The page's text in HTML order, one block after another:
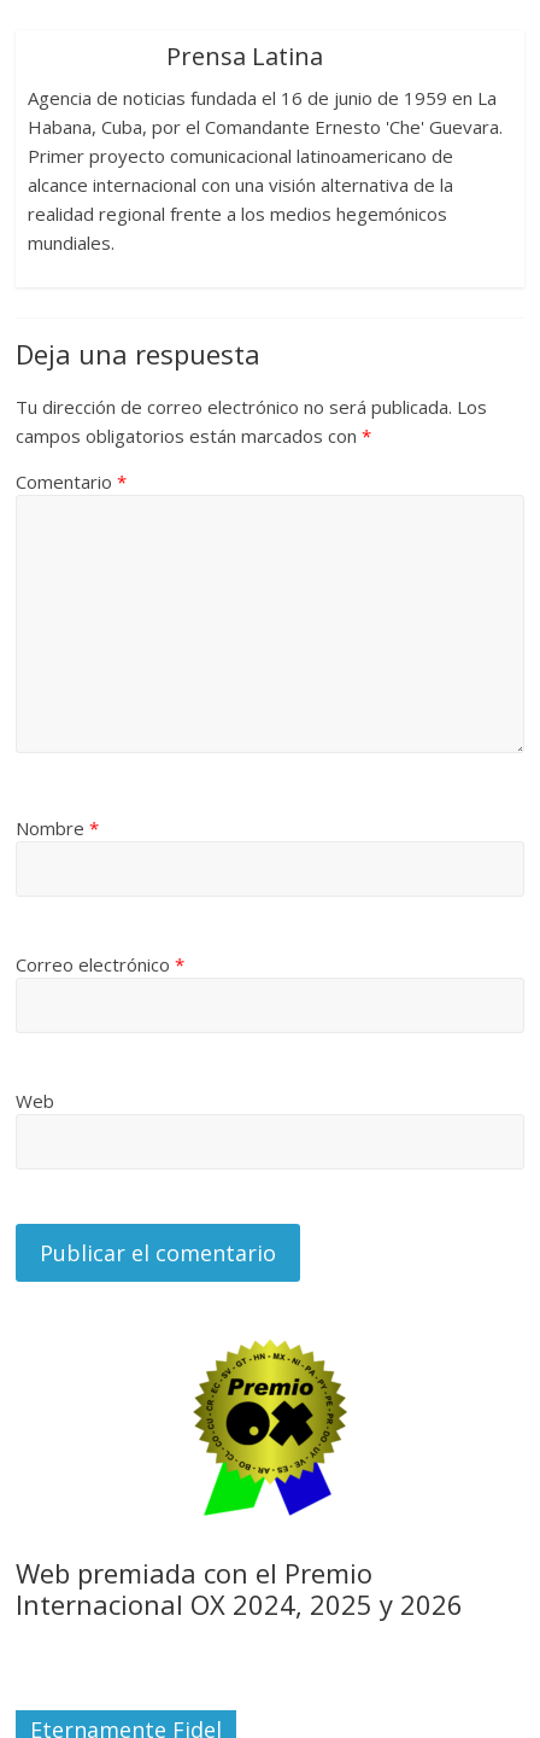
Prensa Latina
Agencia de noticias fundada el 16 de junio de 1959 en La
Habana, Cuba, por el Comandante Ernesto 'Che' Guevara.
Primer proyecto comunicacional latinoamericano de
alcance internacional con una visión alternativa de la
realidad regional frente a los medios hegemónicos
mundiales.
Deja una respuesta
Tu dirección de correo electrónico no será publicada. Los
campos obligatorios están marcados con*
Comentario*
Nombre*
Correo electrónico*
Web
Web premiada con el Premio
Internacional OX 2024, 2025 y 2026
Eternamente Fidel